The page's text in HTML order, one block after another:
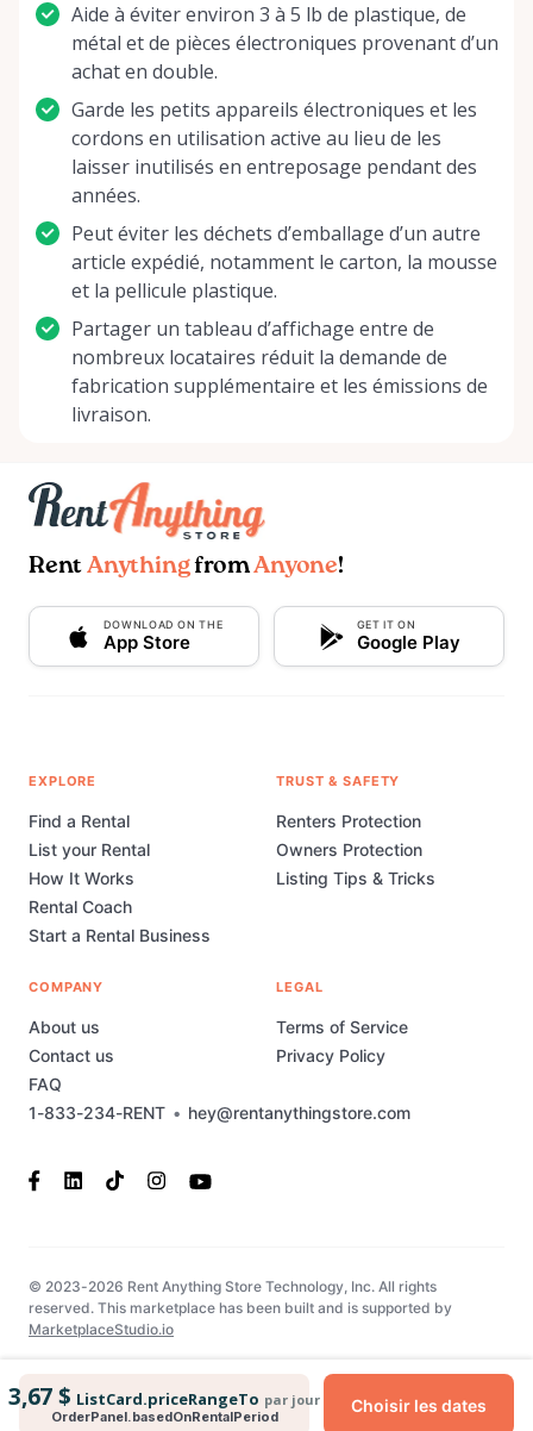
3,67 $ ListCard.priceRangeTo par jour
OrderPanel.basedOnRentalPeriod
Choisir les dates
Aide à éviter environ 3 à 5 lb de plastique, de
métal et de pièces électroniques provenant d’un
achat en double.
Garde les petits appareils électroniques et les
cordons en utilisation active au lieu de les
laisser inutilisés en entreposage pendant des
années.
Peut éviter les déchets d’emballage d’un autre
article expédié, notamment le carton, la mousse
et la pellicule plastique.
Partager un tableau d’affichage entre de
nombreux locataires réduit la demande de
fabrication supplémentaire et les émissions de
livraison.
Rent AnythingfromAnyone!
DOWNLOAD ON THE
App Store
GET IT ON
Google Play
1-833-234-RENT • hey@rentanythingstore.com
EXPLORE
Find a Rental
List your Rental
How It Works
Rental Coach
Start a Rental Business
TRUST & SAFETY
Renters Protection
Owners Protection
Listing Tips & Tricks
COMPANY
About us
Contact us
FAQ
LEGAL
Terms of Service
Privacy Policy
© 2023-2026 Rent Anything Store Technology, Inc. All rights
reserved. This marketplace has been built and is supported by
MarketplaceStudio.io